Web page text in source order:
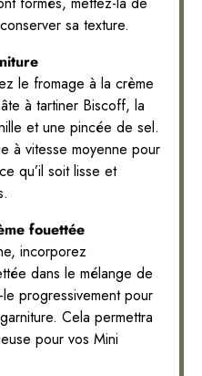
sa texture.
le fromage à la crème
à tartiner Biscoff, la
et une pincée de sel.
à vitesse moyenne pour
qu’il soit lisse et
fouettée
incorporez
dans le mélange de
progressivement pour
Cela permettra
pour vos Mini